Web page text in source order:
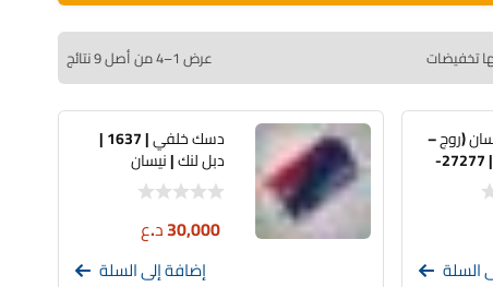
تخفيضات عرض 1–4 من أصل 9 نتائج
(روج –
روج سبورت) | 27277-
السلة
دسك خلفي | 1637 |
دبل لنك | نيسان
30,000د.ع
إضافة إلى السلة